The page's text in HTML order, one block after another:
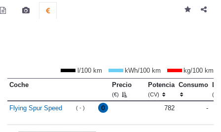
l/100 km kWh/100 km
kg/100 km
Coche
Precio
(€)
Potencia
(CV)
Consumo
Flying Spur Speed ( - ) 782 -